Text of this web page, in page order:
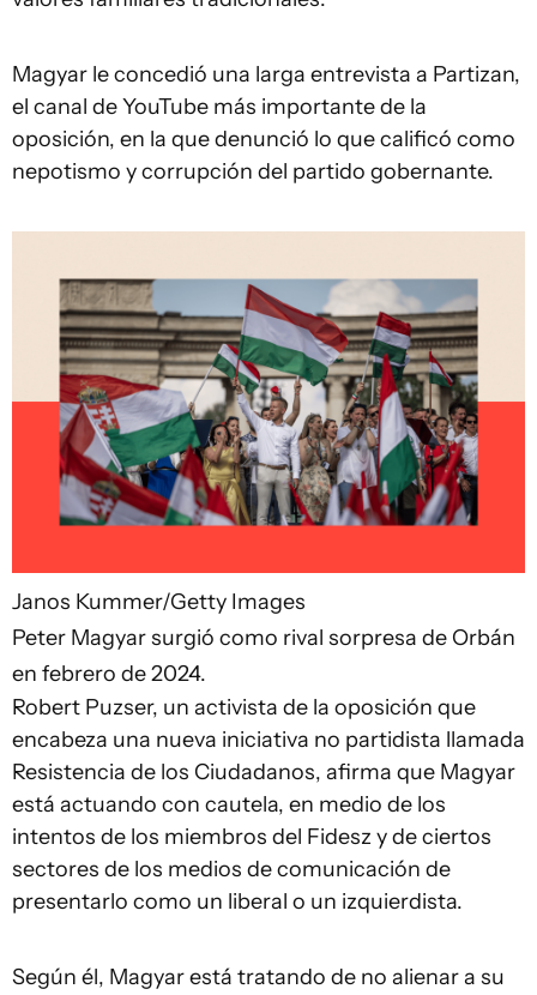
Magyar le concedió una larga entrevista a Partizan,
el canal de YouTube más importante de la
oposición, en la que denunció lo que calificó como
nepotismo y corrupción del partido gobernante.
Janos Kummer/Getty Images
Peter Magyar surgió como rival sorpresa de Orbán
en febrero de 2024.
Robert Puzser, un activista de la oposición que
encabeza una nueva iniciativa no partidista llamada
Resistencia de los Ciudadanos, afirma que Magyar
está actuando con cautela, en medio de los
intentos de los miembros del Fidesz y de ciertos
sectores de los medios de comunicación de
presentarlo como un liberal o un izquierdista.
Según él, Magyar está tratando de no alienar a su